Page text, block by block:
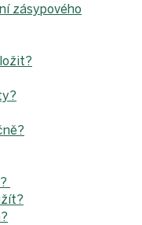
zásypového